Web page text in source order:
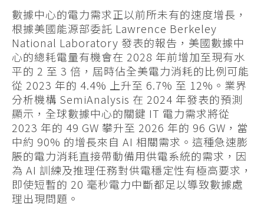
數據中心的電力需求正以前所未有的速度增長，
根據美國能源部委託 Lawrence Berkeley
National Laboratory 發表的報告，美國數據中
心的總耗電量有機會在 2028 年前增加至現有水
平的 2 至 3 倍，屆時佔全美電力消耗的比例可能
從 2023 年的 4.4% 上升至 6.7% 至 12%。業界
分析機構 SemiAnalysis 在 2024 年發表的預測
顯示，全球數據中心的關鍵 IT 電力需求將從
2023 年的 49 GW 攀升至 2026 年的 96 GW，當
中約 90% 的增長來自 AI 相關需求。這種急速膨
脹的電力消耗直接帶動備用供電系統的需求，因
為 AI 訓練及推理任務對供電穩定性有極高要求，
即使短暫的 20 毫秒電力中斷都足以導致數據處
理出現問題。